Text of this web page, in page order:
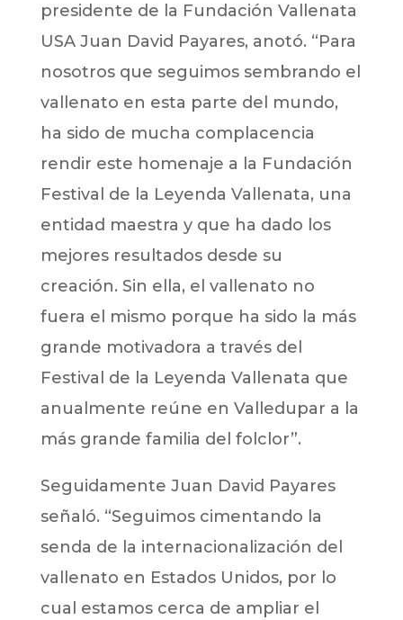
presidente de la Fundación Vallenata
USA Juan David Payares, anotó. “Para
nosotros que seguimos sembrando el
vallenato en esta parte del mundo,
ha sido de mucha complacencia
rendir este homenaje a la Fundación
Festival de la Leyenda Vallenata, una
entidad maestra y que ha dado los
mejores resultados desde su
creación. Sin ella, el vallenato no
fuera el mismo porque ha sido la más
grande motivadora a través del
Festival de la Leyenda Vallenata que
anualmente reúne en Valledupar a la
más grande familia del folclor”.
Seguidamente Juan David Payares
señaló. “Seguimos cimentando la
senda de la internacionalización del
vallenato en Estados Unidos, por lo
cual estamos cerca de ampliar el